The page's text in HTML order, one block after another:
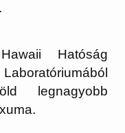
Hatóság
legnagyobb